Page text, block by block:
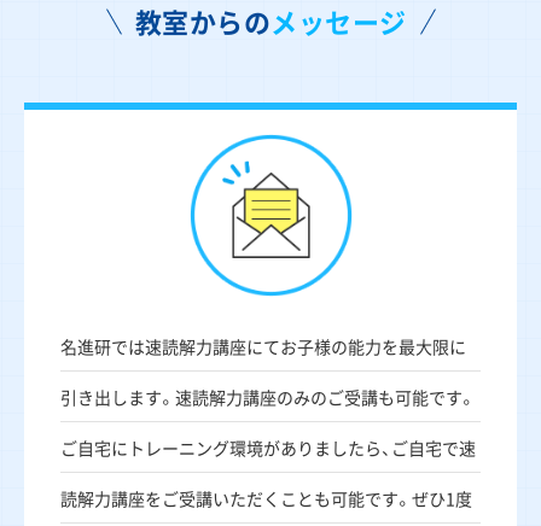
教室からのメッセージ
名進研では速読解力講座にてお子様の能力を最大限に
引き出します。速読解力講座のみのご受講も可能です。
ご自宅にトレーニング環境がありましたら、ご自宅で速
読解力講座をご受講いただくことも可能です。ぜひ1度